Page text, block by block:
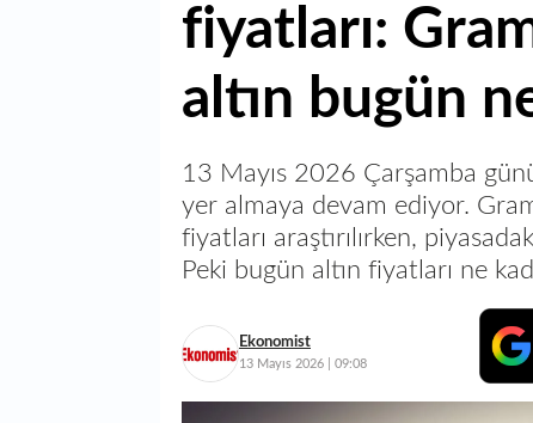
fiyatları:
altın bugün
13 Mayıs 2026 Çarşamba
yer almaya devam ediyor.
fiyatları araştırılırken,
Peki bugün altın fiyatları ne
Ekonomist
13 Mayıs 2026 | 09:08